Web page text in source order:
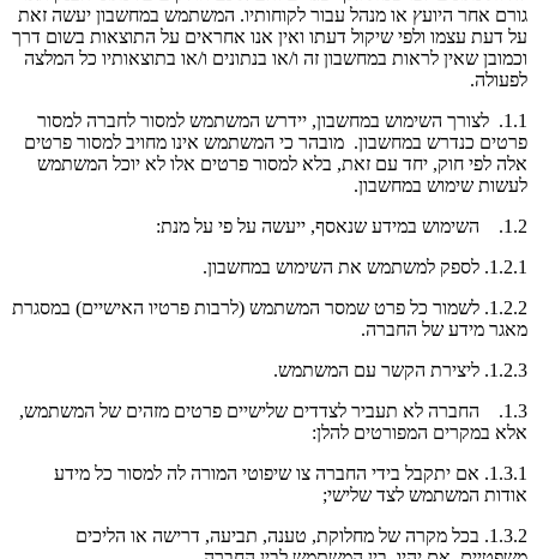
גורם אחר היועץ או מנהל עבור לקוחותיו. המשתמש במחשבון יעשה זאת
על דעת עצמו ולפי שיקול דעתו ואין אנו אחראים על התוצאות בשום דרך
וכמובן שאין לראות במחשבון זה ו/או בנתונים ו/או בתוצאותיו כל המלצה
לפעולה.
1.1. לצורך השימוש במחשבון, יידרש המשתמש למסור לחברה למסור
פרטים כנדרש במחשבון. מובהר כי המשתמש אינו מחויב למסור פרטים
אלה לפי חוק, יחד עם זאת, בלא למסור פרטים אלו לא יוכל המשתמש
לעשות שימוש במחשבון.
1.2. השימוש במידע שנאסף, ייעשה על פי על מנת:
1.2.1. לספק למשתמש את השימוש במחשבון.
1.2.2. לשמור כל פרט שמסר המשתמש (לרבות פרטיו האישיים) במסגרת
מאגר מידע של החברה.
1.2.3. ליצירת הקשר עם המשתמש.
1.3. החברה לא תעביר לצדדים שלישיים פרטים מזהים של המשתמש,
אלא במקרים המפורטים להלן:
1.3.1. אם יתקבל בידי החברה צו שיפוטי המורה לה למסור כל מידע
אודות המשתמש לצד שלישי;
1.3.2. בכל מקרה של מחלוקת, טענה, תביעה, דרישה או הליכים